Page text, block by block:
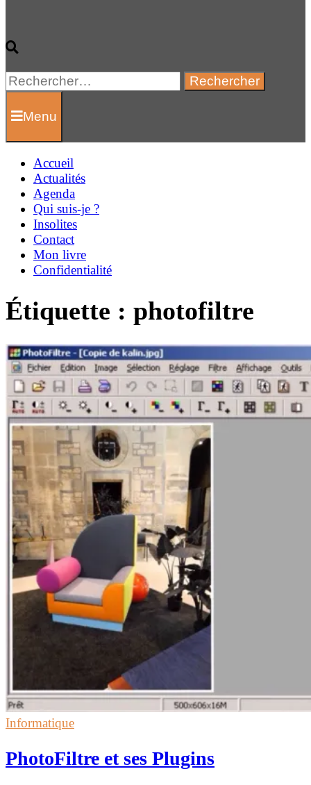
Rechercher :
Menu
Accueil
Actualités
Agenda
Qui suis-je ?
Insolites
Contact
Mon livre
Confidentialité
Étiquette : photofiltre
Informatique
PhotoFiltre et ses Plugins